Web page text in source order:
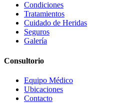
Condiciones
Tratamientos
Cuidado de Heridas
Seguros
Galería
Consultorio
Equipo Médico
Ubicaciones
Contacto